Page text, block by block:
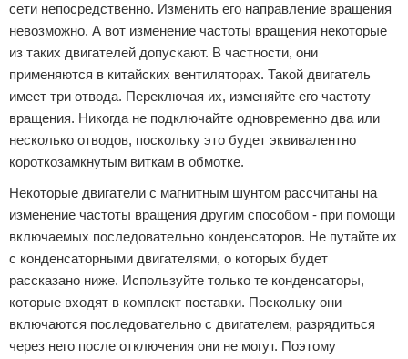
сети непосредственно. Изменить его направление вращения
невозможно. А вот изменение частоты вращения некоторые
из таких двигателей допускают. В частности, они
применяются в китайских вентиляторах. Такой двигатель
имеет три отвода. Переключая их, изменяйте его частоту
вращения. Никогда не подключайте одновременно два или
несколько отводов, поскольку это будет эквивалентно
короткозамкнутым виткам в обмотке.
Некоторые двигатели с магнитным шунтом рассчитаны на
изменение частоты вращения другим способом - при помощи
включаемых последовательно конденсаторов. Не путайте их
с конденсаторными двигателями, о которых будет
рассказано ниже. Используйте только те конденсаторы,
которые входят в комплект поставки. Поскольку они
включаются последовательно с двигателем, разрядиться
через него после отключения они не могут. Поэтому